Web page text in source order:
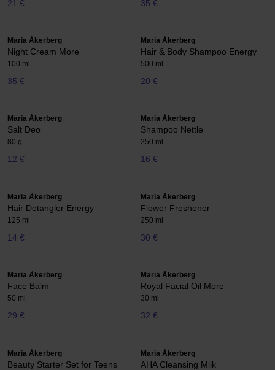
21 € 35 €
Maria Åkerberg
Night Cream More
100 ml
35 €
Maria Åkerberg
Hair & Body Shampoo Energy
500 ml
20 €
Maria Åkerberg
Salt Deo
80 g
12 €
Maria Åkerberg
Shampoo Nettle
250 ml
16 €
Maria Åkerberg
Hair Detangler Energy
125 ml
14 €
Maria Åkerberg
Flower Freshener
250 ml
30 €
Maria Åkerberg
Face Balm
50 ml
29 €
Maria Åkerberg
Royal Facial Oil More
30 ml
32 €
Maria Åkerberg
Beauty Starter Set for Teens
Maria Åkerberg
AHA Cleansing Milk